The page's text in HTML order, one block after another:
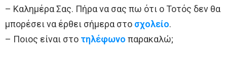
– Καλημέρα Σας. Πήρα να σας πω ότι ο Τοτός δεν θα
μπορέσει να έρθει σήμερα στο σχολείο.
– Ποιος είναι στο τηλέφωνο παρακαλώ;